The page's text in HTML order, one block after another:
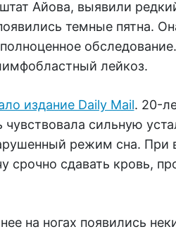
Айова, выявили
темные пятна.
лейкоз.
издание Daily Mail. 20-
чувствовала сильную
режим сна. При
срочно сдавать кровь,
на ногах появились